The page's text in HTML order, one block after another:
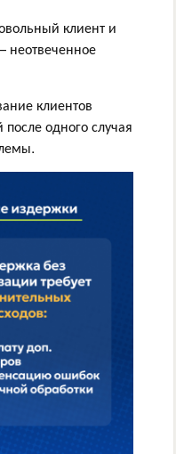
клиент и
неотвеченное
клиентов
одного случая